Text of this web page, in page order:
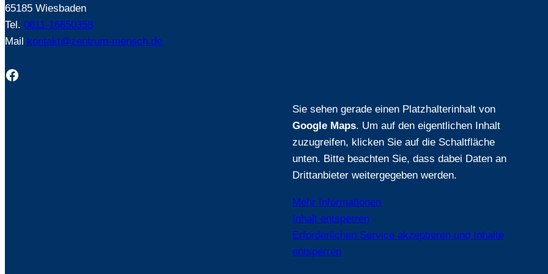
65185 Wiesbaden
Tel. 0611-16850358
Mail
kontakt@zentrum-mensch.de
Facebook
Sie sehen gerade einen Platzhalterinhalt von
Google Maps. Um auf den eigentlichen Inhalt
zuzugreifen, klicken Sie auf die Schaltfläche
unten. Bitte beachten Sie, dass dabei Daten an
Drittanbieter weitergegeben werden.
Mehr Informationen
Inhalt entsperren
Erforderlichen Service akzeptieren und Inhalte
entsperren